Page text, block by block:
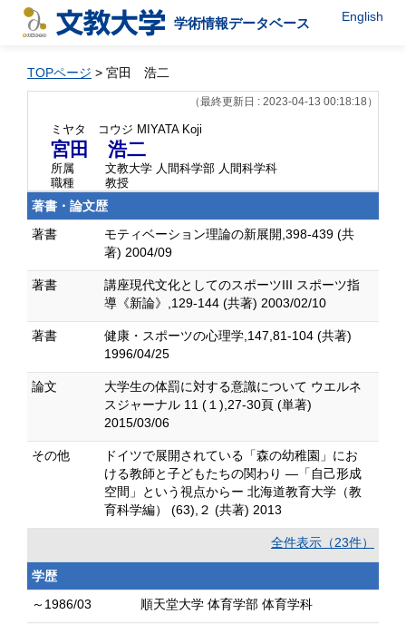
学術情報データベース English
TOPページ > 宮田 浩二
（最終更新日 : 2023-04-13 00:18:18）
ミヤタ コウジ MIYATA Koji
宮田 浩二
所属
文教大学 人間科学部 人間科学科
職種
教授
著書・論文歴
著書
モティベーション理論の新展開,398-439 (共
著) 2004/09
著書
講座現代文化としてのスポーツIII スポーツ指
導《新論》,129-144 (共著) 2003/02/10
著書
健康・スポーツの心理学,147,81-104 (共著)
1996/04/25
論文
大学生の体罰に対する意識について ウエルネ
スジャーナル 11 (１),27-30頁 (単著)
2015/03/06
その他
ドイツで展開されている「森の幼稚園」にお
ける教師と子どもたちの関わり —「自己形成
空間」という視点からー 北海道教育大学（教
育科学編） (63),２ (共著) 2013
全件表示（23件）
学歴
～1986/03
順天堂大学 体育学部 体育学科